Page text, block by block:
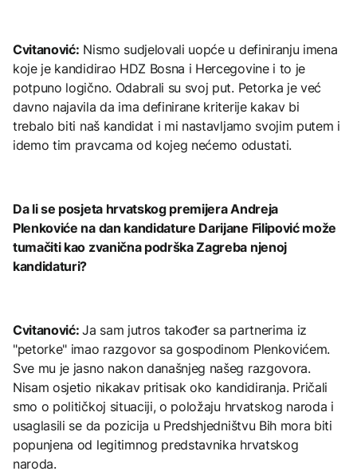
Cvitanović: Nismo sudjelovali uopće u definiranju imena
koje je kandidirao HDZ Bosna i Hercegovine i to je
potpuno logično. Odabrali su svoj put. Petorka je već
davno najavila da ima definirane kriterije kakav bi
trebalo biti naš kandidat i mi nastavljamo svojim putem i
idemo tim pravcama od kojeg nećemo odustati.
Da li se posjeta hrvatskog premijera Andreja
Plenkoviće na dan kandidature Darijane Filipović može
tumačiti kao zvanična podrška Zagreba njenoj
kandidaturi?
Cvitanović:Ja sam jutros također sa partnerima iz
"petorke" imao razgovor sa gospodinom Plenkovićem.
Sve mu je jasno nakon današnjeg našeg razgovora.
Nisam osjetio nikakav pritisak oko kandidiranja. Pričali
smo o političkoj situaciji, o položaju hrvatskog naroda i
usaglasili se da pozicija u Predshjedništvu Bih mora biti
popunjena od legitimnog predstavnika hrvatskog
naroda.